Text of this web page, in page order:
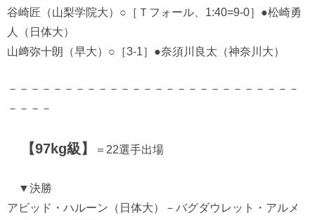
谷崎匠（山梨学院大）○［Ｔフォール、1:40=9-0］●松崎勇
人（日体大）
山﨑弥十朗（早大）○［3-1］●奈須川良太（神奈川大）
－－－－－－－－－－－－－－－－－－－－－－－－－－
－－－－
【97kg級】 ＝22選手出場
▼決勝
アビッド・ハルーン（日体大）－バグダウレット・アルメ